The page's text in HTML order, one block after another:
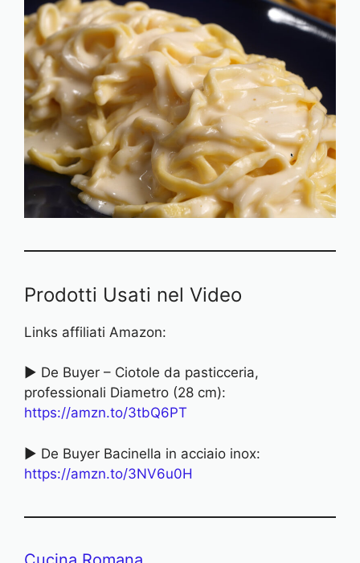
Prodotti Usati nel Video
Links affiliati Amazon:
► De Buyer – Ciotole da pasticceria,
professionali Diametro (28 cm):
https://amzn.to/3tbQ6PT
► De Buyer Bacinella in acciaio inox:
https://amzn.to/3NV6u0H